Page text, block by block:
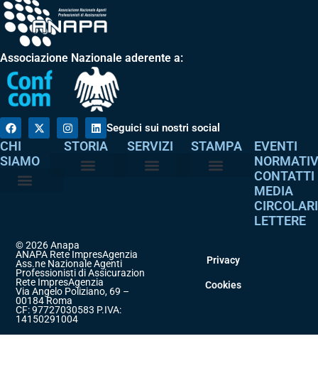
Associazione Nazionale aderente a:
Seguici sui nostri social
CHI
SIAMO
STORIA SERVIZI STAMPA
EVENTI
CONTATTI
MEDIA
CIRCOLARI
LETTERE
© 2026 Anapa
ANAPA Rete ImpresAgenzia
Ass.ne Nazionale Agenti
Professionisti di Assicurazione
Rete ImpresAgenzia
Via Angelo Poliziano, 69 –
00184 Roma
CF: 97727030583 P.IVA:
14150291004
Privacy
Cookies